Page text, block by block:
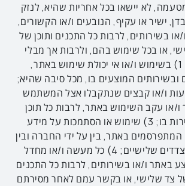
לא יישאו בכל אחריות שהיא, לנזק
ישיר או עקיף, הנובעים ו/או הקשורים,
או בשירותים, לרבות כל התכנים ותוכן של
או בכל שימוש בהם, ולרבות אך מבלי
לגרוע: 1) בשימוש ו/או אי יכולת שימוש באתר,
ובשירותים המוצעים בו, מכל סיבה שהיא;
ו/או קבצים שנתקבלו אצל המשתמש
או עקב השימוש באתר, לרבות כל תוכן
ו/או שירות בו; 3) שימוש או הסתמכות על מידע
המתפרסמים באתר, בין על ידי החברה ובין
על ידי צדדים שלישיים; 4) כל מעשה ו/או מחדל
באתר ו/או בשירותים, לרבות כל התכנים
של צד שלישי, או בקשר עמם לאחר מסירתם